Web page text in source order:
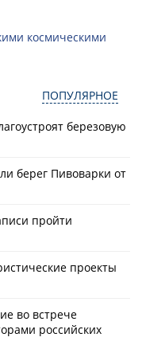
космическими
ПОПУЛЯРНОЕ
березовую
берег Пивоварки от
пройти
проекты
во встрече
российских